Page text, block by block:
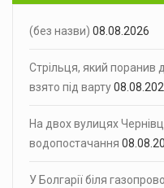
(без назви) 08.08.2026
Стрільця, який поранив
взято під варту
На двох вулицях
водопостачання
У Болгарії біля